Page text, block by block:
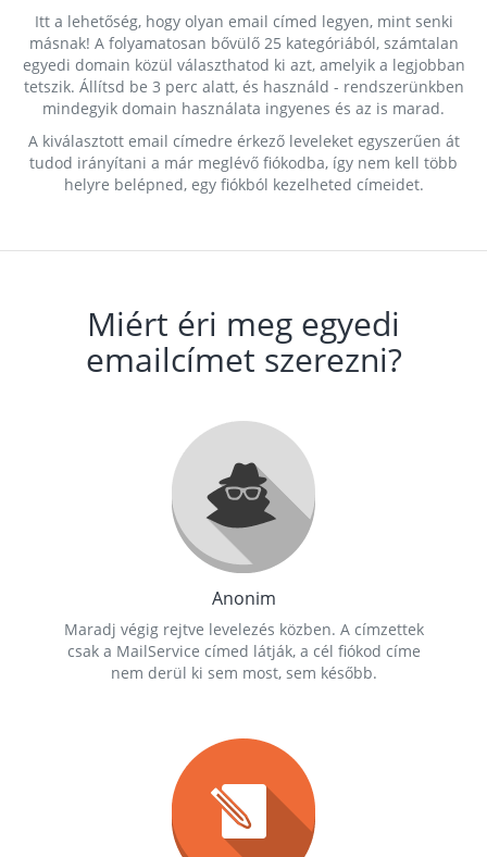
Itt a lehetőség, hogy olyan email címed legyen, mint senki
másnak! A folyamatosan bővülő 25 kategóriából, számtalan
egyedi domain közül választhatod ki azt, amelyik a legjobban
tetszik. Állítsd be 3 perc alatt, és használd - rendszerünkben
mindegyik domain használata ingyenes és az is marad.
A kiválasztott email címedre érkező leveleket egyszerűen át
tudod irányítani a már meglévő fiókodba, így nem kell több
helyre belépned, egy fiókból kezelheted címeidet.
Miért éri meg egyedi
emailcímet szerezni?
Anonim
Maradj végig rejtve levelezés közben. A címzettek
csak a MailService címed látják, a cél fiókod címe
nem derül ki sem most, sem később.